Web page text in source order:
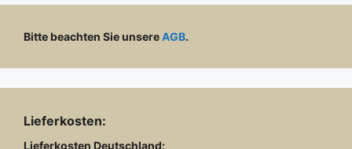
Bitte beachten Sie unsereAGB.
Lieferkosten:
Lieferkosten Deutschland: